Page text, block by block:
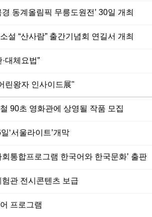
동계올림픽 무릉도원전’ 30일 개최
설 “산사람” 출간기념회 연길서 개최
대체요법”
린왕자 인사이드展"
90초 영화관에 상영될 작품 모집
‘서울라이트’개막
회통합프로그램 한국어와 한국문화’ 출판
관 전시콘텐츠 보급
프로그램